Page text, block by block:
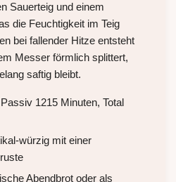
Sauerteig und einem
die Feuchtigkeit im Teig
bei fallender Hitze entsteht
Messer förmlich splittert,
saftig bleibt.
1215 Minuten, Total
würzig mit einer
Abendbrot oder als